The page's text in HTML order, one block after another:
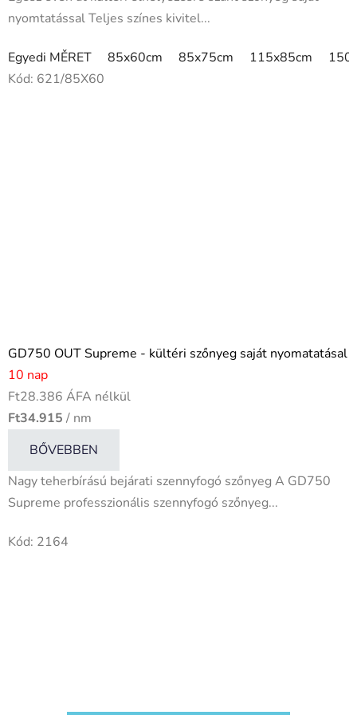
nyomtatással Teljes színes kivitel...
Egyedi MĚRET 85x60cm 85x75cm 115x85cm
Kód: 621/85X60
GD750 OUT Supreme - kültéri szőnyeg saját nyomatatásal
10 nap
Ft28.386 ÁFA nélkül
Ft34.915 / nm
BŐVEBBEN
Nagy teherbírású bejárati szennyfogó szőnyeg A GD750
Supreme professzionális szennyfogó szőnyeg...
Kód: 2164